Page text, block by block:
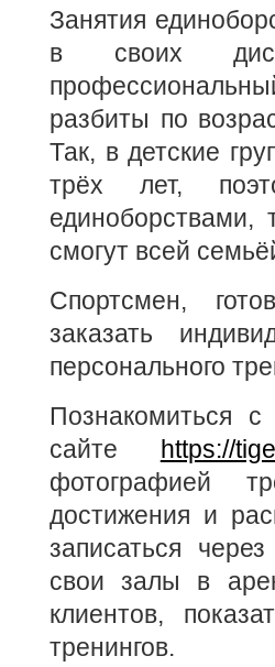
Занятия
в своих
разбиты по
Так, в детские
трёх лет,
смогут всей
Спортсмен,
заказать
персонального
Познакомиться
сайте
https://
фотографией
достижения и
записаться
свои залы в
клиентов,
тренингов.